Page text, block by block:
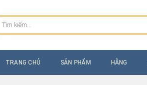
Tìm
TRANG CHỦ SẢN PHẨM HÃNG